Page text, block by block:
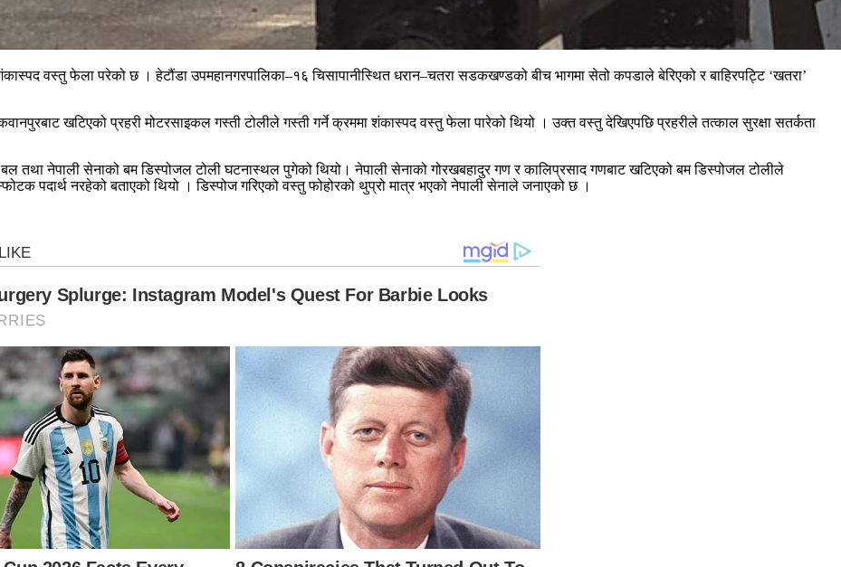
वस्तु फेला परेको छ । हेटौंडा उपमहानगरपालिका–१६ चिसापानीस्थित धरान–चतरा सडकखण्डको बीच भागमा सेतो कपडाले बेरिएको र बाहिरपट्टि ‘खतरा’
खटिएको प्रहरी मोटरसाइकल गस्ती टोलीले गस्ती गर्ने क्रममा शंकास्पद वस्तु फेला पारेको थियो । उक्त वस्तु देखिएपछि प्रहरीले तत्काल सुरक्षा सतर्कता
तथा नेपाली सेनाको बम डिस्पोजल टोली घटनास्थल पुगेको थियो। नेपाली सेनाको गोरखबहादुर गण र कालिप्रसाद गणबाट खटिएको बम डिस्पोजल टोलीले
पदार्थ नरहेको बताएको थियो । डिस्पोज गरिएको वस्तु फोहोरको थुप्रो मात्र भएको नेपाली सेनाले जनाएको छ ।